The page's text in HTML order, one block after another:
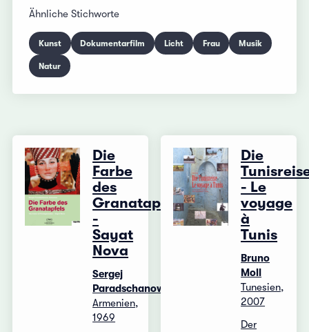
Ähnliche Stichworte
Kunst Dokumentarfilm Licht Frau Musik
Natur
Die
Farbe
des
Granatapfels
-
Sayat
Nova
Sergej
Paradschanow
Armenien,
1969
Die
- Le
voyage
à
Tunis
Bruno
Moll
Tunesien,
2007
Der